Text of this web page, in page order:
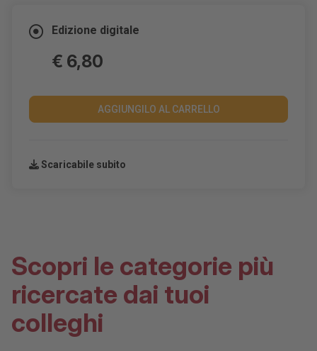
Edizione digitale
€ 6,80
AGGIUNGILO AL CARRELLO
Scaricabile subito
Scopri le categorie più
ricercate dai tuoi
colleghi